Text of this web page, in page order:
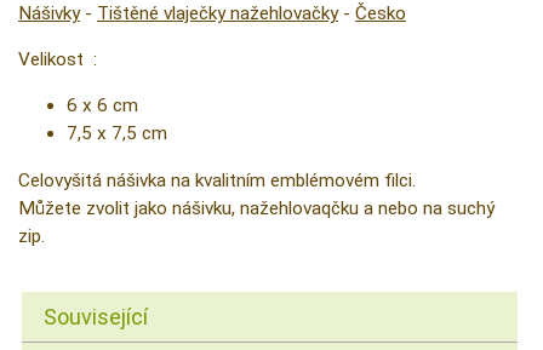
Nášivky- Tištěné vlaječky nažehlovačky- Česko
Velikost :
6 x 6 cm
7,5 x 7,5 cm
Celovyšitá nášivka na kvalitním emblémovém filci.
Můžete zvolit jako nášivku, nažehlovaqčku a nebo na suchý
zip.
Související